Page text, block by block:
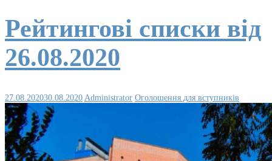
Рейтингові списки від
26.08.2020
27.08.202030.08.2020 Administrator Оголошення для вступників